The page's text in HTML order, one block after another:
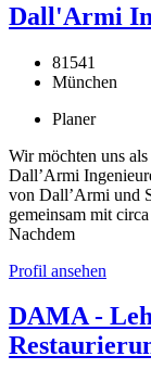
Dall'Armi
81541
München
Planer
Wir möchten uns
Dall’Armi
von Dall’Armi und
gemeinsam mit
Nachdem
Profil ansehen
DAMA -